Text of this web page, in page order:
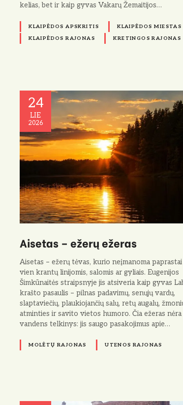
kelias, bet ir kaip gyvas Vakarų Žemaitijos…
KLAIPĖDOS APSKRITIS KLAIPĖDOS MIESTAS
KLAIPĖDOS RAJONAS KRETINGOS RAJONAS
24
LIE
2026
Aisetas – ežerų ežeras
Aisetas – ežerų tėvas, kurio neįmanoma
vien krantų linijomis, salomis ar gyliais. Eugenijos
Šimkūnaitės straipsnyje jis atsiveria kaip gyvas
krašto pasaulis – pilnas padavimų, senųjų vardų,
slaptaviečių, plaukiojančių salų, retų augalų,
atminties ir savito vietos humoro. Čia ežeras
vandens telkinys: jis saugo pasakojimus apie…
MOLĖTŲ RAJONAS UTENOS RAJONAS